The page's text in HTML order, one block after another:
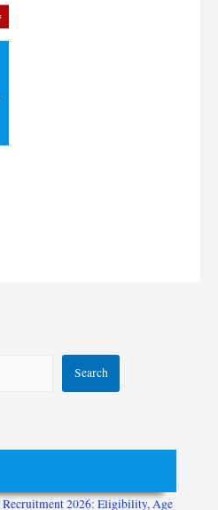
Search
Recruitment 2026: Eligibility, Age